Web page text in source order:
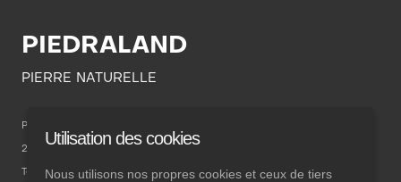
PIEDRALAND
PIERRE NATURELLE
POL. INDUSTRIAL CAMPONARAYA
24410 Ponferrada
Téléphone: 987 463 639
Utilisation des cookies
Nous utilisons nos propres cookies et ceux de tiers